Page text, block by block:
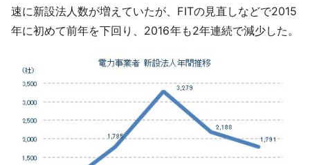
速に新設法人数が増えていたが、FITの見直しなどで2015
年に初めて前年を下回り、2016年も2年連続で減少した。